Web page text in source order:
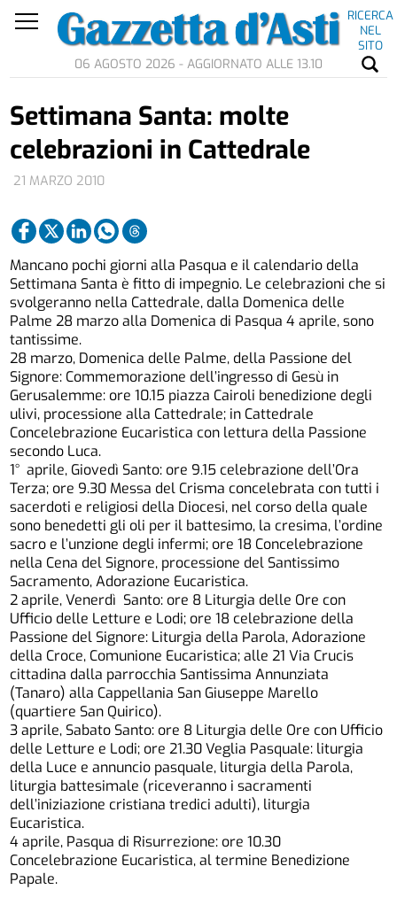
RICERCA
NEL
SITO
06 AGOSTO 2026 - AGGIORNATO ALLE 13.10
21 MARZO 2010
Settimana Santa: molte
celebrazioni in Cattedrale
Mancano pochi giorni alla Pasqua e il calendario della
Settimana Santa è fitto di impegnio. Le celebrazioni che si
svolgeranno nella Cattedrale, dalla Domenica delle
Palme 28 marzo alla Domenica di Pasqua 4 aprile, sono
tantissime.
28 marzo, Domenica delle Palme, della Passione del
Signore: Commemorazione dell’ingresso di Gesù in
Gerusalemme: ore 10.15 piazza Cairoli benedizione degli
ulivi, processione alla Cattedrale; in Cattedrale
Concelebrazione Eucaristica con lettura della Passione
secondo Luca.
1° aprile, Giovedì Santo: ore 9.15 celebrazione dell’Ora
Terza; ore 9.30 Messa del Crisma concelebrata con tutti i
sacerdoti e religiosi della Diocesi, nel corso della quale
sono benedetti gli oli per il battesimo, la cresima, l’ordine
sacro e l’unzione degli infermi; ore 18 Concelebrazione
nella Cena del Signore, processione del Santissimo
Sacramento, Adorazione Eucaristica.
2 aprile, Venerdì Santo: ore 8 Liturgia delle Ore con
Ufficio delle Letture e Lodi; ore 18 celebrazione della
Passione del Signore: Liturgia della Parola, Adorazione
della Croce, Comunione Eucaristica; alle 21 Via Crucis
cittadina dalla parrocchia Santissima Annunziata
(Tanaro) alla Cappellania San Giuseppe Marello
(quartiere San Quirico).
3 aprile, Sabato Santo: ore 8 Liturgia delle Ore con Ufficio
delle Letture e Lodi; ore 21.30 Veglia Pasquale: liturgia
della Luce e annuncio pasquale, liturgia della Parola,
liturgia battesimale (riceveranno i sacramenti
dell’iniziazione cristiana tredici adulti), liturgia
Eucaristica.
4 aprile, Pasqua di Risurrezione: ore 10.30
Concelebrazione Eucaristica, al termine Benedizione
Papale.